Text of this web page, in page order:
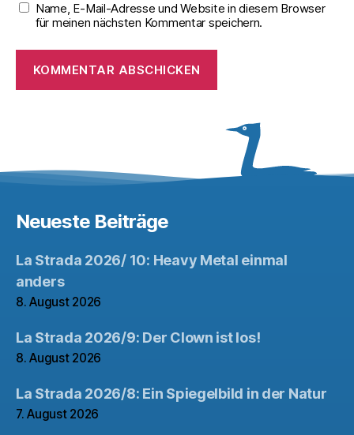
Name, E-Mail-Adresse und Website in diesem Browser
für meinen nächsten Kommentar speichern.
Neueste Beiträge
La Strada 2026/ 10: Heavy Metal einmal
anders
8. August 2026
La Strada 2026/9: Der Clown ist los!
8. August 2026
La Strada 2026/8: Ein Spiegelbild in der Natur
7. August 2026